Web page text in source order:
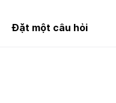
Đặt một câu hỏi